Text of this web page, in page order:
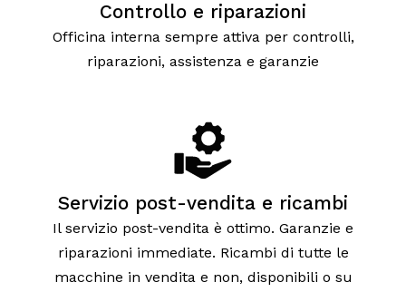
Controllo e riparazioni
Officina interna sempre attiva per controlli,
riparazioni, assistenza e garanzie
Servizio post-vendita e ricambi
Il servizio post-vendita è ottimo. Garanzie e
riparazioni immediate. Ricambi di tutte le
macchine in vendita e non, disponibili o su